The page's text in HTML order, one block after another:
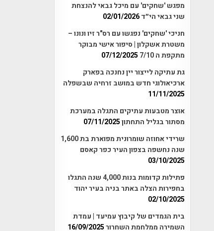
מפגש 'שחקים' עם מיכל גבאי להנצחת
שני גבאי הי״ד02/01/2026
חניכי 'שחקים' נפגשו עם רס"ר זיו ונונו –
משטרת אשקלון | סיפור אישי מבוקר
מתקפת ה 7/10
07/12/2025
גת עתיקה לייצור יין נחנכה בפארק
ארכיאולוגי חדש במושב זרחיה שבשפלה
11/11/2025
אוצר מטבעות עתיקים התגלה במערכת
מסתור בגליל התחתון07/11/2025
שרידי אחוזה שומרונית מפוארת בת 1,600
שנה נחשפה בצפון העיר כפר קאסם
03/10/2025
פתילות קדומות בנות 4,000 שנה התגלו
בחפירות הצלה באתר בניה בעיר יהוד
02/10/2025
בית הגמדים של קיבוץ עמיעד | עמדת
השמירה ממלחמת השחרור16/09/2025